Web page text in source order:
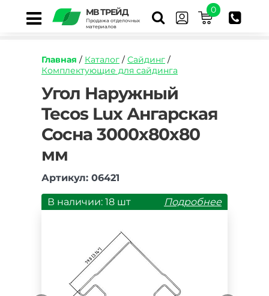
МВ ТРЕЙД
Продажа отделочных
материалов
0
Главная / Каталог / Сайдинг /
Комплектующие для сайдинга
https://mvtrade.ru/images/id/normal/ugol-
naruzhnyj-
tecos-
lux-
angarskaya-
3050-
Угол Наружный
Tecos Lux Ангарская
Сосна 3000х80х80
мм
Артикул: 06421
В наличии: 18 шт Подробнее